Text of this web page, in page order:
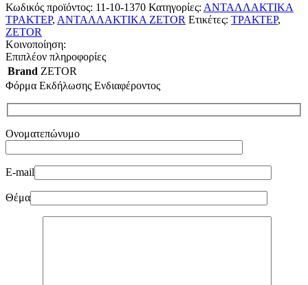
Κωδικός προϊόντος: 11-10-1370 Κατηγορίες: ΑΝΤΑΛΛΑΚΤΙΚΑ
ΤΡΑΚΤΕΡ, ΑΝΤΑΛΛΑΚΤΙΚΑ ZETOR Ετικέτες: ΤΡΑΚΤΕΡ,
ZETOR
Κοινοποίηση:
Επιπλέον πληροφορίες
Brand ZETOR
Φόρμα Εκδήλωσης Ενδιαφέροντος
Ονοματεπώνυμο
E-mail
Θέμα